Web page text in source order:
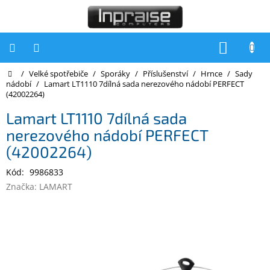
Počítače
Počítače
Notebooky
Tiskárny
Domů
/ Velké spotřebiče / Sporáky / Příslušenství / Hrnce / Sady
nádobí / Lamart LT1110 7dílná sada nerezového nádobí PERFECT
(42002264)
Lamart LT1110 7dílná sada
nerezového nádobí PERFECT
(42002264)
Kód: 9986833
Značka: LAMART